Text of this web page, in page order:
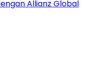
Allianz Global